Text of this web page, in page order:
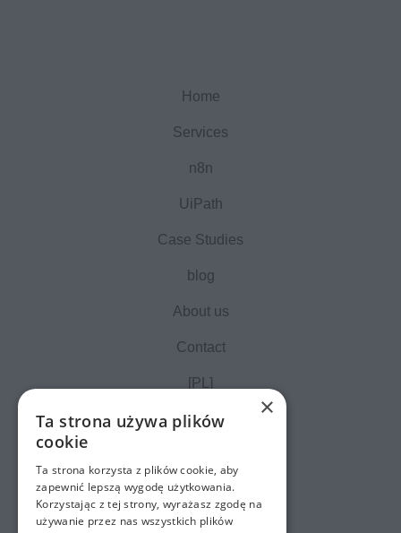
Home
Services
n8n
UiPath
Case Studies
blog
About us
Contact
[PL]
×
Ta strona używa plików
cookie
Ta strona korzysta z plików cookie, aby
zapewnić lepszą wygodę użytkowania.
Korzystając z tej strony, wyrażasz zgodę na
używanie przez nas wszystkich plików